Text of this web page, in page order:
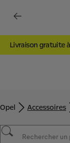
Livraison gratuite
Opel Accessoires